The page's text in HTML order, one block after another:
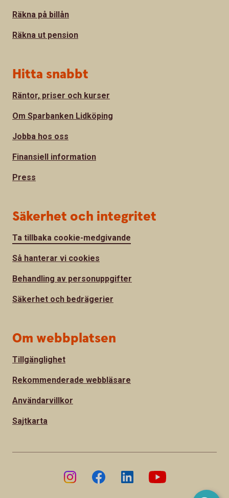
Räkna på billån
Räkna ut pension
Hitta snabbt
Räntor, priser och kurser
Om Sparbanken Lidköping
Jobba hos oss
Finansiell information
Press
Säkerhet och integritet
Ta tillbaka cookie-medgivande
Så hanterar vi cookies
Behandling av personuppgifter
Säkerhet och bedrägerier
Om webbplatsen
Tillgänglighet
Rekommenderade webbläsare
Användarvillkor
Sajtkarta